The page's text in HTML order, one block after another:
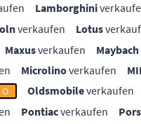
Lamborghini
verkaufen Lotus
Maxusverkaufen Maybach
Microlinoverkaufen
O Oldsmobileverkaufen
Pontiacverkaufen